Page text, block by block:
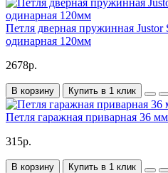
Петля дверная пружинная Justor
одинарная 120мм
2678р.
В корзину Купить в 1 клик
Петля гаражная приварная 36 мм
315р.
В корзину Купить в 1 клик